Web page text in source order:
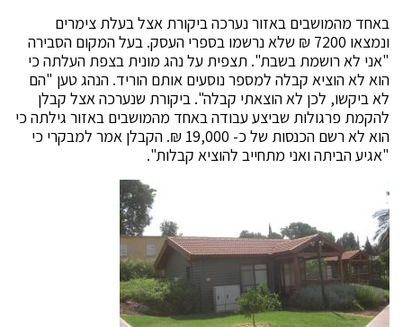
באחד מהמושבים באזור נערכה ביקורת אצל בעלת צימרים
ונמצאו 7200 ₪ שלא נרשמו בספרי העסק. בעל המקום הסבירה
"אני לא רושמת בשבת". תצפית על נהג מונית בצפת העלתה כי
הוא לא הוציא קבלה למספר נוסעים אותם הוריד. הנהג טען "הם
לא ביקשו, לכן לא הוצאתי קבלה". ביקורת שנערכה אצל קבלן
להקמת פרגולות שביצע עבודה באחד מהמושבים באזור גילתה כי
הוא לא רשם הכנסות של כ- 19,000 ₪. הקבלן אמר למבקרי כי
"אגיע הביתה ואני מתחייב להוציא קבלות".